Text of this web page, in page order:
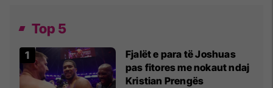
Top 5
Fjalët e para të Joshuas
pas fitores me nokaut ndaj
Kristian Prengës